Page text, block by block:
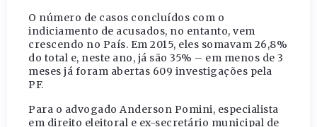
O número de casos concluídos com o
indiciamento de acusados, no entanto, vem
crescendo no País. Em 2015, eles somavam 26,8%
do total e, neste ano, já são 35% – em menos de 3
meses já foram abertas 609 investigações pela
PF.
Para o advogado Anderson Pomini, especialista
em direito eleitoral e ex-secretário municipal de